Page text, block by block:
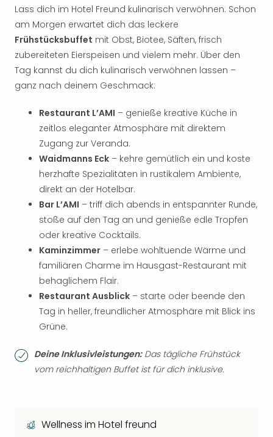
Lass dich im Hotel Freund kulinarisch verwöhnen: Schon
am Morgen erwartet dich das leckere
Frühstücksbuffet mit Obst, Biotee, Säften, frisch
zubereiteten Eierspeisen und vielem mehr. Über den
Tag kannst du dich kulinarisch verwöhnen lassen –
ganz nach deinem Geschmack:
Restaurant L’AMI – genieße kreative Küche in
zeitlos eleganter Atmosphäre mit direktem
Zugang zur Veranda.
Waidmanns Eck – kehre gemütlich ein und koste
herzhafte Spezialitäten in rustikalem Ambiente,
direkt an der Hotelbar.
Bar L’AMI – triff dich abends in entspannter Runde,
stoße auf den Tag an und genieße edle Tropfen
oder kreative Cocktails.
Kaminzimmer – erlebe wohltuende Wärme und
familiären Charme im Hausgast-Restaurant mit
behaglichem Flair.
Restaurant Ausblick – starte oder beende den
Tag in heller, freundlicher Atmosphäre mit Blick ins
Grüne.
Deine Inklusivleistungen:Das tägliche Frühstück
vom reichhaltigen Buffet ist für dich inklusive.
Wellness im Hotel freund